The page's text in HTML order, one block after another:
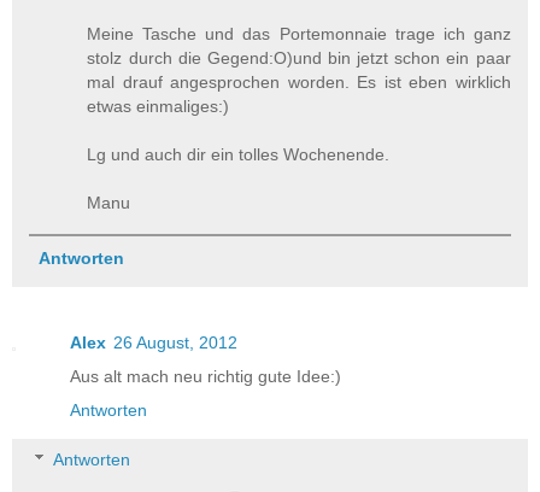
Meine Tasche und das Portemonnaie trage ich ganz
stolz durch die Gegend:O)und bin jetzt schon ein paar
mal drauf angesprochen worden. Es ist eben wirklich
etwas einmaliges:)
Lg und auch dir ein tolles Wochenende.
Manu
Antworten
Alex 26 August, 2012
Aus alt mach neu richtig gute Idee:)
Antworten
Antworten